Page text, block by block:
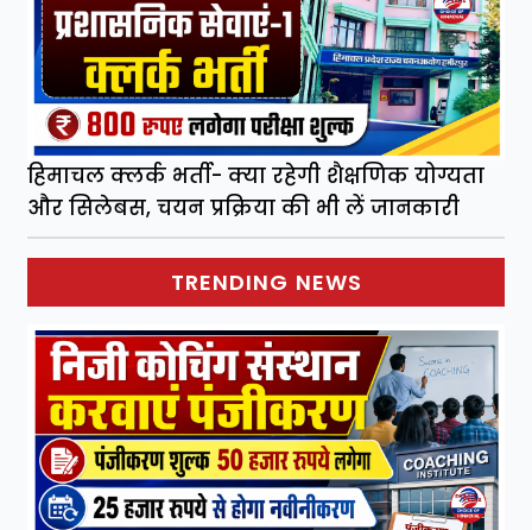
हिमाचल क्लर्क भर्ती- क्या रहेगी शैक्षणिक योग्यता
और सिलेबस, चयन प्रक्रिया की भी लें जानकारी
TRENDING NEWS